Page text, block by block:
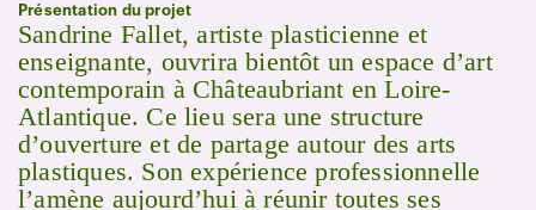
Présentation du projet
Sandrine Fallet, artiste plasticienne et
enseignante, ouvrira bientôt un espace d’art
contemporain à Châteaubriant en Loire-
Atlantique. Ce lieu sera une structure
d’ouverture et de partage autour des arts
plastiques. Son expérience professionnelle
l’amène aujourd’hui à réunir toutes ses